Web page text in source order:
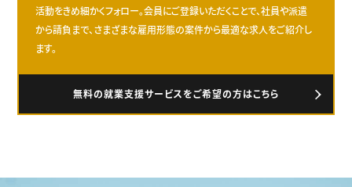
活動をきめ細かくフォロー。会員にご登録いただくことで、社員や派遣
から請負まで、さまざまな雇用形態の案件から最適な求人をご紹介し
ます。
無料の就業支援サービスをご希望の方はこちら